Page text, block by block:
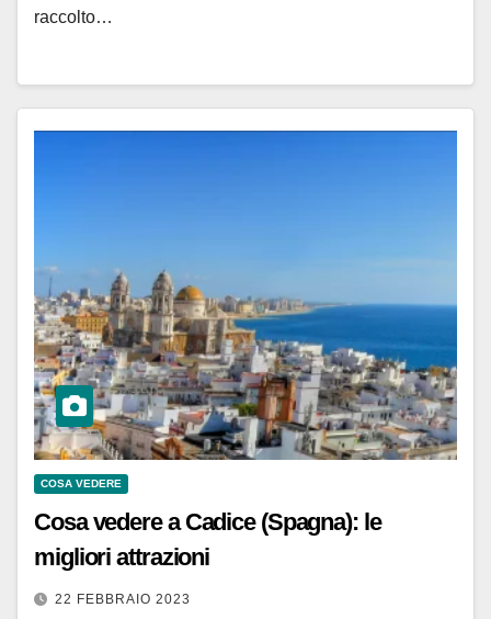
raccolto…
COSA VEDERE
Cosa vedere a Cadice (Spagna): le
migliori attrazioni
22 FEBBRAIO 2023